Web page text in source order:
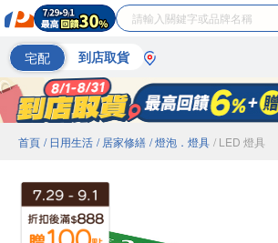
宅配 到店取貨
首頁 / 日用生活 / 居家修繕 / 燈泡．燈具 / LED 燈具